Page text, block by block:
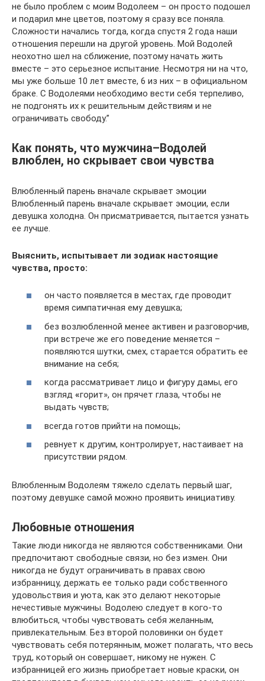
не было проблем с моим Водолеем – он просто подошел
и подарил мне цветов, поэтому я сразу все поняла.
Сложности начались тогда, когда спустя 2 года наши
отношения перешли на другой уровень. Мой Водолей
неохотно шел на сближение, поэтому начать жить
вместе – это серьезное испытание. Несмотря ни на что,
мы уже больше 10 лет вместе, 6 из них – в официальном
браке. С Водолеями необходимо вести себя терпеливо,
не подгонять их к решительным действиям и не
ограничивать свободу.”
Как понять, что мужчина–Водолей
влюблен, но скрывает свои чувства
Влюбленный парень вначале скрывает эмоции
Влюбленный парень вначале скрывает эмоции, если
девушка холодна. Он присматривается, пытается узнать
ее лучше.
Выяснить, испытывает ли зодиак настоящие
чувства, просто:
он часто появляется в местах, где проводит
время симпатичная ему девушка;
без возлюбленной менее активен и разговорчив,
при встрече же его поведение меняется –
появляются шутки, смех, старается обратить ее
внимание на себя;
когда рассматривает лицо и фигуру дамы, его
взгляд «горит», он прячет глаза, чтобы не
выдать чувств;
всегда готов прийти на помощь;
ревнует к другим, контролирует, настаивает на
присутствии рядом.
Влюбленным Водолеям тяжело сделать первый шаг,
поэтому девушке самой можно проявить инициативу.
Любовные отношения
Такие люди никогда не являются собственниками. Они
предпочитают свободные связи, но без измен. Они
никогда не будут ограничивать в правах свою
избранницу, держать ее только ради собственного
удовольствия и уюта, как это делают некоторые
нечестивые мужчины. Водолею следует в кого-то
влюбиться, чтобы чувствовать себя желанным,
привлекательным. Без второй половинки он будет
чувствовать себя потерянным, может полагать, что весь
труд, который он совершает, никому не нужен. С
избранницей его жизнь приобретает новые краски, он